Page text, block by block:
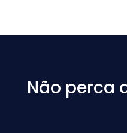
Não perca